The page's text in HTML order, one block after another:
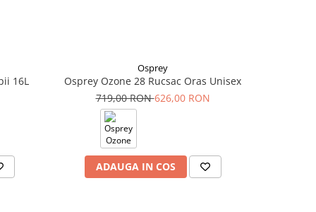
16L
Osprey
Osprey Ozone 28 Rucsac Oras Unisex
719,00 RON626,00 RON
ADAUGA IN COS